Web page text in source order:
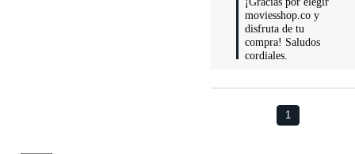
moviesshop.co y
disfruta de tu
compra! Saludos
cordiales.
1